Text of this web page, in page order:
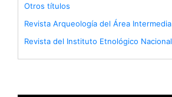
Otros títulos
Revista Arqueología del Área Intermedia
Revista del Instituto Etnológico Nacional